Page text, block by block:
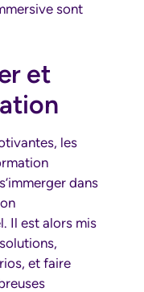
sont
et
les
dans
Il est alors mis
et faire